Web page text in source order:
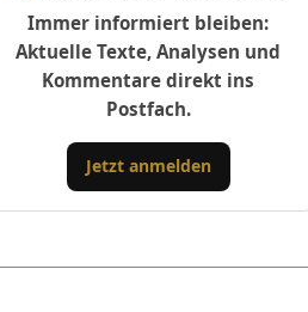
Immer informiert bleiben:
Aktuelle Texte, Analysen und
Kommentare direkt ins
Postfach.
Jetzt anmelden